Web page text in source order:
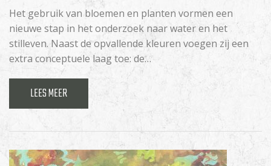
Het gebruik van bloemen en planten vormen een
nieuwe stap in het onderzoek naar water en het
stilleven. Naast de opvallende kleuren voegen zij een
extra conceptuele laag toe: de…
LEES MEER